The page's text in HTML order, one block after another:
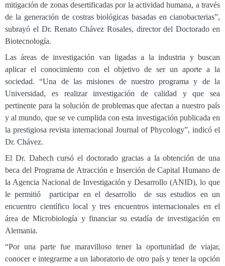
mitigación de zonas desertificadas por la actividad humana, a través
de la generación de costras biológicas basadas en cianobacterias”,
subrayó el Dr. Renato Chávez Rosales, director del Doctorado en
Biotecnología.
Las áreas de investigación van ligadas a la industria y buscan
aplicar el conocimiento con el objetivo de ser un aporte a la
sociedad. “Una de las misiones de nuestro programa y de la
Universidad, es realizar investigación de calidad y que sea
pertinente para la solución de problemas que afectan a nuestro país
y al mundo, que se ve cumplida con esta investigación publicada en
la prestigiosa revista internacional Journal of Phycology”, indicó el
Dr. Chávez.
El Dr. Dahech cursó el doctorado gracias a la obtención de una
beca del Programa de Atracción e Inserción de Capital Humano de
la Agencia Nacional de Investigación y Desarrollo (ANID), lo que
le permitió participar en el desarrollo de sus estudios en un
encuentro científico local y tres encuentros internacionales en el
área de Microbiología y financiar su estadía de investigación en
Alemania.
“Por una parte fue maravilloso tener la oportunidad de viajar,
conocer e integrarme a un laboratorio de otro país y tener la opción